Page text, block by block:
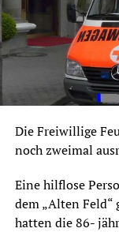
Die Freiwillige
noch zweimal
Eine hilflose
dem „Alten Feld“
hatten die 86-